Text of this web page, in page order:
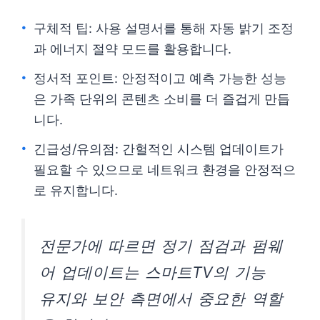
구체적 팁: 사용 설명서를 통해 자동 밝기 조정
과 에너지 절약 모드를 활용합니다.
정서적 포인트: 안정적이고 예측 가능한 성능
은 가족 단위의 콘텐츠 소비를 더 즐겁게 만듭
니다.
긴급성/유의점: 간헐적인 시스템 업데이트가
필요할 수 있으므로 네트워크 환경을 안정적으
로 유지합니다.
전문가에 따르면 정기 점검과 펌웨
어 업데이트는 스마트TV의 기능
유지와 보안 측면에서 중요한 역할